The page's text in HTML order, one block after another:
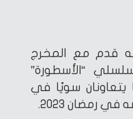
قدم مع المخرج
“الأسطورة”
يتعاونان سويًا في
رمضان 2023.